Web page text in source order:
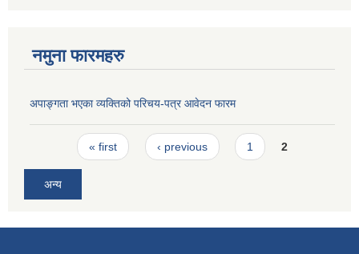
नमुना फारमहरु
अपाङ्गता भएका व्यक्तिको परिचय-पत्र आवेदन फारम
Pages« first ‹ previous 1 2
अन्य